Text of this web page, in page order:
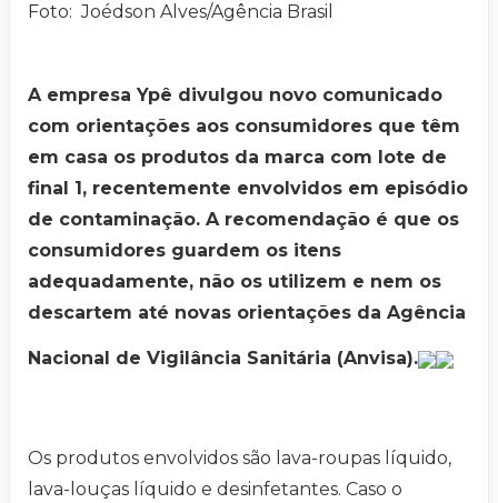
Foto: Joédson Alves/Agência Brasil
A empresa Ypê divulgou novo comunicado
com orientações aos consumidores que têm
em casa os produtos da marca com lote de
final 1, recentemente envolvidos em episódio
de contaminação. A recomendação é que os
consumidores guardem os itens
adequadamente, não os utilizem e nem os
descartem até novas orientações da Agência
Nacional de Vigilância Sanitária (Anvisa).
Os produtos envolvidos são lava-roupas líquido,
lava-louças líquido e desinfetantes. Caso o